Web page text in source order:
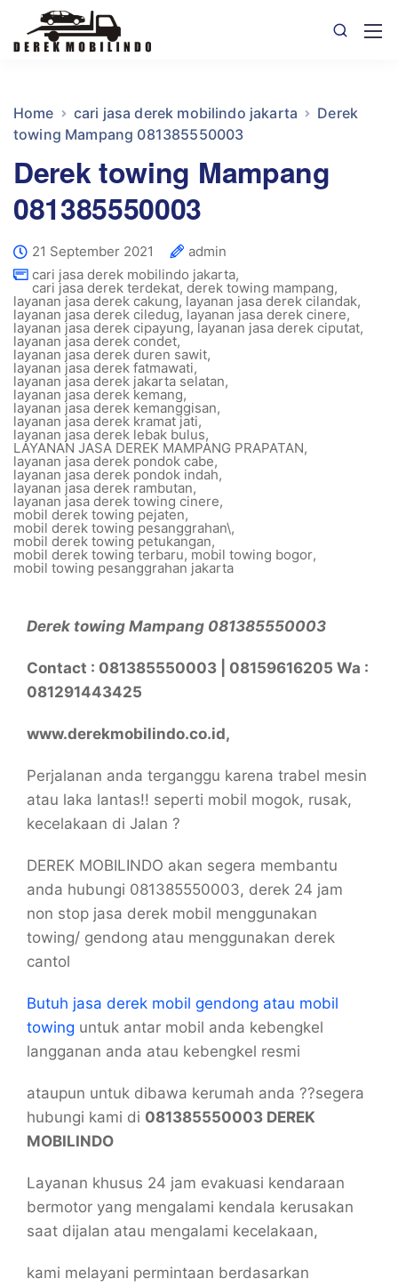
Home cari jasa derek mobilindo jakarta
Derek
towing Mampang 081385550003
Derek towing Mampang
081385550003
21 September 2021
admin
cari jasa derek mobilindo jakarta,
cari jasa derek terdekat, derek towing mampang,
layanan jasa derek cakung, layanan jasa derek cilandak,
layanan jasa derek ciledug, layanan jasa derek cinere,
layanan jasa derek cipayung, layanan jasa derek ciputat,
layanan jasa derek condet,
layanan jasa derek duren sawit,
layanan jasa derek fatmawati,
layanan jasa derek jakarta selatan,
layanan jasa derek kemang,
layanan jasa derek kemanggisan,
layanan jasa derek kramat jati,
layanan jasa derek lebak bulus,
LAYANAN JASA DEREK MAMPANG PRAPATAN,
layanan jasa derek pondok cabe,
layanan jasa derek pondok indah,
layanan jasa derek rambutan,
layanan jasa derek towing cinere,
mobil derek towing pejaten,
mobil derek towing pesanggrahan\,
mobil derek towing petukangan,
mobil derek towing terbaru,mobil towing bogor,
mobil towing pesanggrahan jakarta
Derek towing Mampang 081385550003
Contact : 081385550003 | 08159616205 Wa :
081291443425
www.derekmobilindo.co.id,
Perjalanan anda terganggu karena trabel mesin
atau laka lantas!! seperti mobil mogok, rusak,
kecelakaan di Jalan ?
DEREK MOBILINDO akan segera membantu
anda hubungi 081385550003, derek 24 jam
non stop jasa derek mobil menggunakan
towing/ gendong atau menggunakan derek
cantol
Butuh jasa derek mobil gendong atau mobil
towing untuk antar mobil anda kebengkel
langganan anda atau kebengkel resmi
ataupun untuk dibawa kerumah anda ??segera
hubungi kami di 081385550003 DEREK
MOBILINDO
Layanan khusus 24 jam evakuasi kendaraan
bermotor yang mengalami kendala kerusakan
saat dijalan atau mengalami kecelakaan,
kami melayani permintaan berdasarkan